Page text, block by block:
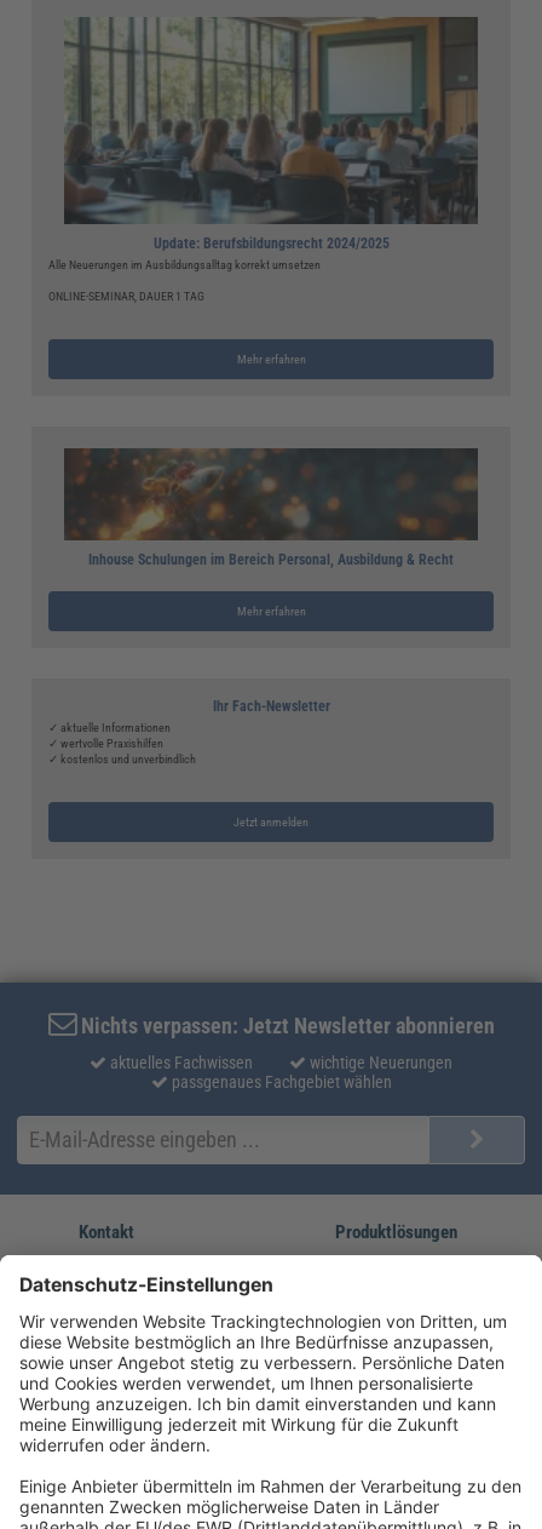
Update: Berufsbildungsrecht 2024/2025
Alle Neuerungen im Ausbildungsalltag korrekt umsetzen
ONLINE-SEMINAR, DAUER 1 TAG
Mehr erfahren
Inhouse Schulungen im Bereich Personal, Ausbildung & Recht
Mehr erfahren
Ihr Fach-Newsletter
✓ aktuelle Informationen
✓ wertvolle Praxishilfen
✓ kostenlos und unverbindlich
Jetzt anmelden
Nichts verpassen: Jetzt Newsletter abonnieren
aktuelles Fachwissen
wichtige Neuerungen
passgenaues Fachgebiet wählen
Kontakt
service@forum-verlag.com
Mo-Do 07:30 - 17:00 Uhr
Fr 07:30 - 15:00 Uhr
Produktlösungen
Unsere Marken
Folgen Sie uns